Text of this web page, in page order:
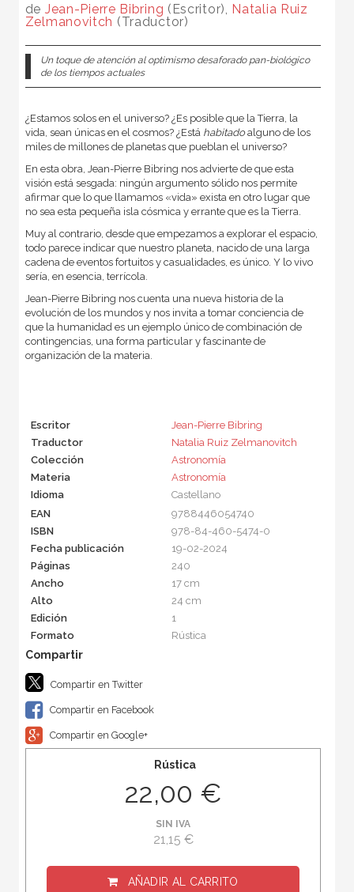
de Jean-Pierre Bibring (Escritor), Natalia Ruiz
Zelmanovitch (Traductor)
Un toque de atención al optimismo desaforado pan-biológico
de los tiempos actuales
¿Estamos solos en el universo? ¿Es posible que la Tierra, la
vida, sean únicas en el cosmos? ¿Está habitadoalguno de los
miles de millones de planetas que pueblan el universo?
En esta obra, Jean-Pierre Bibring nos advierte de que esta
visión está sesgada: ningún argumento sólido nos permite
afirmar que lo que llamamos «vida» exista en otro lugar que
no sea esta pequeña isla cósmica y errante que es la Tierra.
Muy al contrario, desde que empezamos a explorar el espacio,
todo parece indicar que nuestro planeta, nacido de una larga
cadena de eventos fortuitos y casualidades, es único. Y lo vivo
sería, en esencia, terrícola.
Jean-Pierre Bibring nos cuenta una nueva historia de la
evolución de los mundos y nos invita a tomar conciencia de
que la humanidad es un ejemplo único de combinación de
contingencias, una forma particular y fascinante de
organización de la materia.
Escritor
Jean-Pierre Bibring
Traductor
Natalia Ruiz Zelmanovitch
Colección
Astronomía
Materia
Astronomía
Idioma
Castellano
EAN
9788446054740
ISBN
978-84-460-5474-0
Fecha publicación
19-02-2024
Páginas
240
Ancho
17 cm
Alto
24 cm
Edición
1
Formato
Rústica
Compartir en Twitter
Compartir en Facebook
Compartir en Google+
Rústica
22,00 €
SIN IVA
21,15 €
AÑADIR AL CARRITO